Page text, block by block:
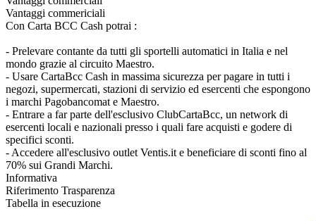
Vantaggi commericiali
Con Carta BCC Cash potrai :
- Prelevare contante da tutti gli sportelli automatici in Italia e nel
mondo grazie al circuito Maestro.
- Usare CartaBcc Cash in massima sicurezza per pagare in tutti i
negozi, supermercati, stazioni di servizio ed esercenti che espongono
i marchi Pagobancomat e Maestro.
- Entrare a far parte dell'esclusivo ClubCartaBcc, un network di
esercenti locali e nazionali presso i quali fare acquisti e godere di
specifici sconti.
- Accedere all'esclusivo outlet Ventis.it e beneficiare di sconti fino al
70% sui Grandi Marchi.
Informativa
Riferimento Trasparenza
Tabella in esecuzione